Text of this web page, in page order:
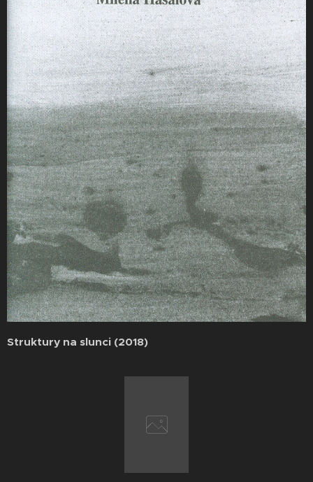
Struktury na slunci (2018)